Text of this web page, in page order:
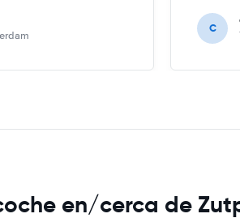
C
en/cerca de